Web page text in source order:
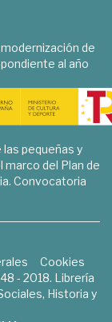
de
al año
las pequeñas y
del Plan de
Convocatoria
Cookies
- 2018. Librería
Historia y